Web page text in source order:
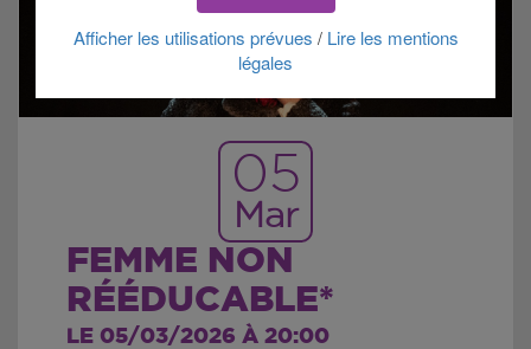
Afficher les utilisations prévues / Lire les mentions
légales
05
Mar
FEMME NON
RÉÉDUCABLE*
LE 05/03/2026 À 20:00